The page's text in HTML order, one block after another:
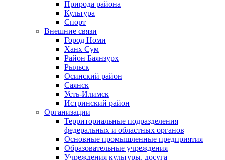
Природа района
Культура
Спорт
Внешние связи
Город Номи
Ханх Сум
Район Баянзурх
Рыльск
Осинский район
Саянск
Усть-Илимск
Истринский район
Организации
Территориальные подразделения
федеральных и областных органов
Основные промышленные предприятия
Образовательные учреждения
Учреждения культуры, досуга